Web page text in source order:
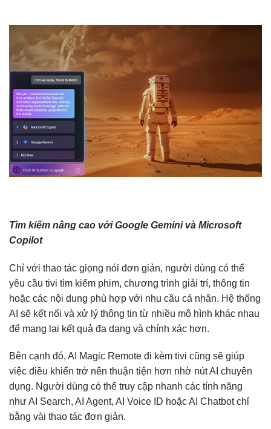
Tìm kiếm nâng cao với Google Gemini và Microsoft
Copilot
Chỉ với thao tác giọng nói đơn giản, người dùng có thể
yêu cầu tivi tìm kiếm phim, chương trình giải trí, thông tin
hoặc các nội dung phù hợp với nhu cầu cá nhân. Hệ thống
AI sẽ kết nối và xử lý thông tin từ nhiều mô hình khác nhau
để mang lại kết quả đa dạng và chính xác hơn.
Bên cạnh đó, AI Magic Remote đi kèm tivi cũng sẽ giúp
việc điều khiển trở nên thuận tiện hơn nhờ nút AI chuyên
dụng. Người dùng có thể truy cập nhanh các tính năng
như AI Search, AI Agent, AI Voice ID hoặc AI Chatbot chỉ
bằng vài thao tác đơn giản.